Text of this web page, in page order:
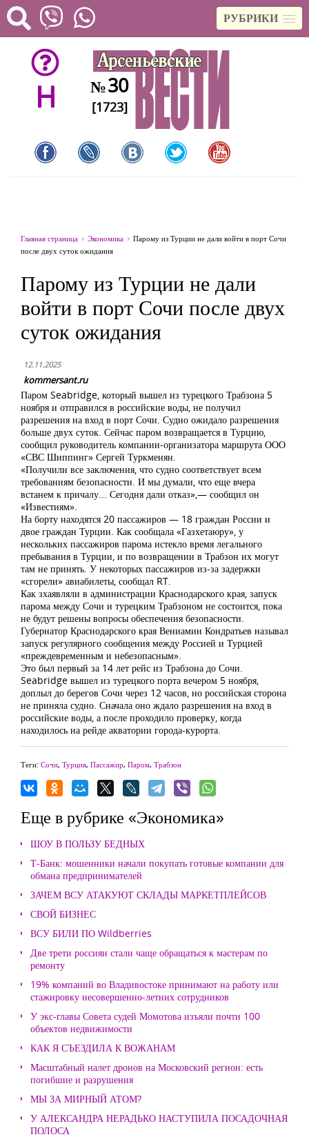
РУБРИКИ
H №30
[1723]
Главная страница Экономика
Парому из Турции не дали войти в порт Сочи
после двух суток ожидания
Парому из Турции не дали
войти в порт Сочи после двух
суток ожидания
12.11.2025
kommersant.ru
Паром Seabridge, который вышел из турецкого Трабзона 5
ноября и отправился в российские воды, не получил
разрешения на вход в порт Сочи. Судно ожидало разрешения
больше двух суток. Сейчас паром возвращается в Турцию,
сообщил руководитель компании-организатора маршрута ООО
«СВС Шиппинг» Сергей Туркменян.
«Получили все заключения, что судно соответствует всем
требованиям безопасности. И мы думали, что еще вчера
встанем к причалу... Сегодня дали отказ»,— сообщил он
«Известиям».
На борту находятся 20 пассажиров — 18 граждан России и
двое граждан Турции. Как сообщала «Газхетаюру», у
нескольких пассажиров парома истекло время легального
пребывания в Турции, и по возвращении в Трабзон их могут
там не принять. У некоторых пассажиров из-за задержки
«сгорели» авиабилеты, сообщал RT.
Как зхаявляли в администрации Краснодарского края, запуск
парома между Сочи и турецким Трабзоном не состоится, пока
не будут решены вопросы обеспечения безопасности.
Губернатор Краснодарского края Вениамин Кондратьев называл
запуск регулярного сообщения между Россией и Турцией
«преждевременным и небезопасным».
Это был первый за 14 лет рейс из Трабзона до Сочи.
Seabridge вышел из турецкого порта вечером 5 ноября,
доплыл до берегов Сочи через 12 часов, но российская сторона
не приняла судно. Сначала оно ждало разрешения на вход в
российские воды, а после проходило проверку, когда
находилось на рейде акватории города-курорта.
Теги: Сочи, Турция, Пассажир, Паром, Трабзон
Еще в рубрике «Экономика»
ШОУ В ПОЛЬЗУ БЕДНЫХ
Т-Банк: мошенники начали покупать готовые компании для
обмана предпринимателей
ЗАЧЕМ ВСУ АТАКУЮТ СКЛАДЫ МАРКЕТПЛЕЙСОВ
СВОЙ БИЗНЕС
ВСУ БИЛИ ПО Wildberries
Две трети россиян стали чаще обращаться к мастерам по
ремонту
19% компаний во Владивостоке принимают на работу или
стажировку несовершенно-летних сотрудников
У экс-главы Совета судей Момотова изъяли почти 100
объектов недвижимости
КАК Я СЪЕЗДИЛА К ВОЖАНАМ
Масштабный налет дронов на Московский регион: есть
погибшие и разрушения
МЫ ЗА МИРНЫЙ АТОМ?
У АЛЕКСАНДРА НЕРАДЬКО НАСТУПИЛА ПОСАДОЧНАЯ
ПОЛОСА